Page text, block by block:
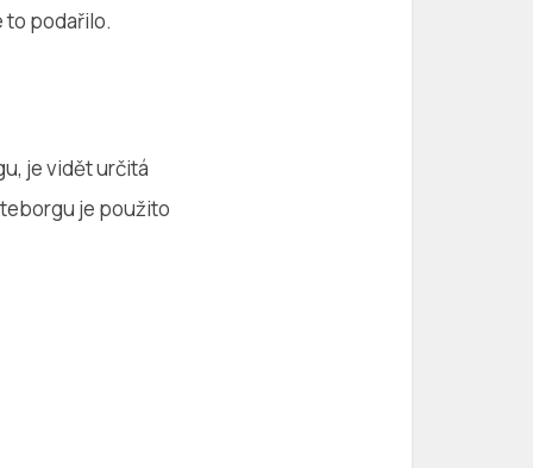
to podařilo.
je vidět určitá
je použito